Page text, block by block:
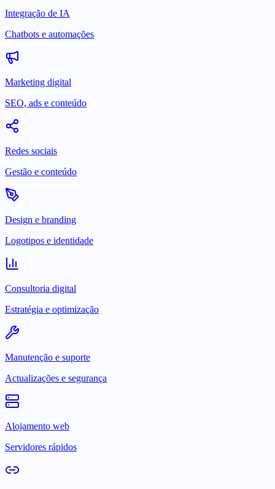
Integração de IA
Chatbots e automações
Marketing digital
SEO, ads e conteúdo
Redes sociais
Gestão e conteúdo
Design e branding
Logotipos e identidade
Consultoria digital
Estratégia e optimização
Manutenção e suporte
Actualizações e segurança
Alojamento web
Servidores rápidos